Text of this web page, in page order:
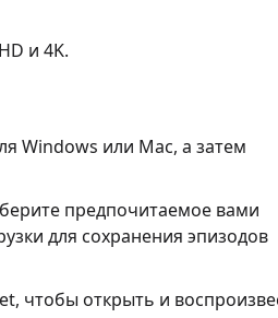
и 4K.
Windows или Mac, а затем
предпочитаемое вами
для сохранения эпизодов
чтобы открыть и